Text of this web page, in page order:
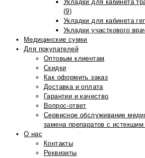
Укладки для кабинета
(9)
Укладки для кабинета
Укладки участкового
Медицинские сумки
Для покупателей
Оптовым клиентам
Скидки
Как оформить заказ
Доставка и оплата
Гарантии и качество
Вопрос-ответ
Сервисное обслуживание
замена препаратов с истекшим
О нас
Контакты
Реквизиты